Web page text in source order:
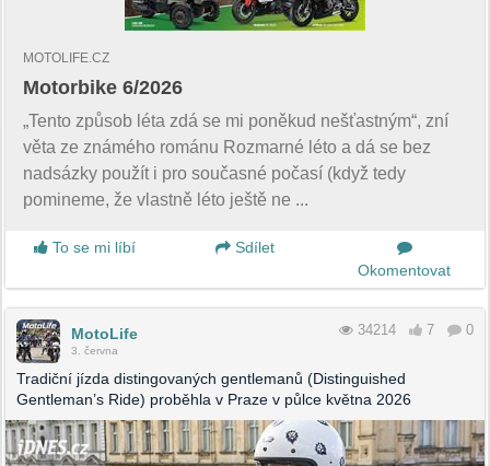
MOTOLIFE.CZ
Motorbike 6/2026
„Tento způsob léta zdá se mi poněkud nešťastným“, zní
věta ze známého románu Rozmarné léto a dá se bez
nadsázky použít i pro současné počasí (když tedy
pomineme, že vlastně léto ještě ne ...
To se mi líbí
Sdílet
Okomentovat
MotoLife
3. června
34214 7 0
Tradiční jízda distingovaných gentlemanů (Distinguished
Gentleman’s Ride) proběhla v Praze v půlce května 2026